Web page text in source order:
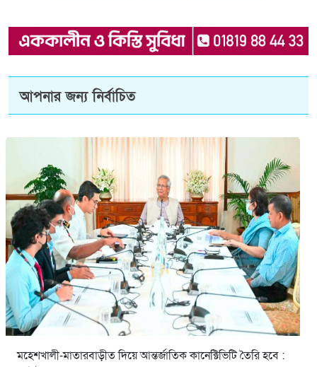
আপনার জন্য নির্বাচিত
মহেশখালী-মাতারবাড়ীত দিয়ে আন্তর্জাতিক কানেক্টিভিটি তৈরি হবে :